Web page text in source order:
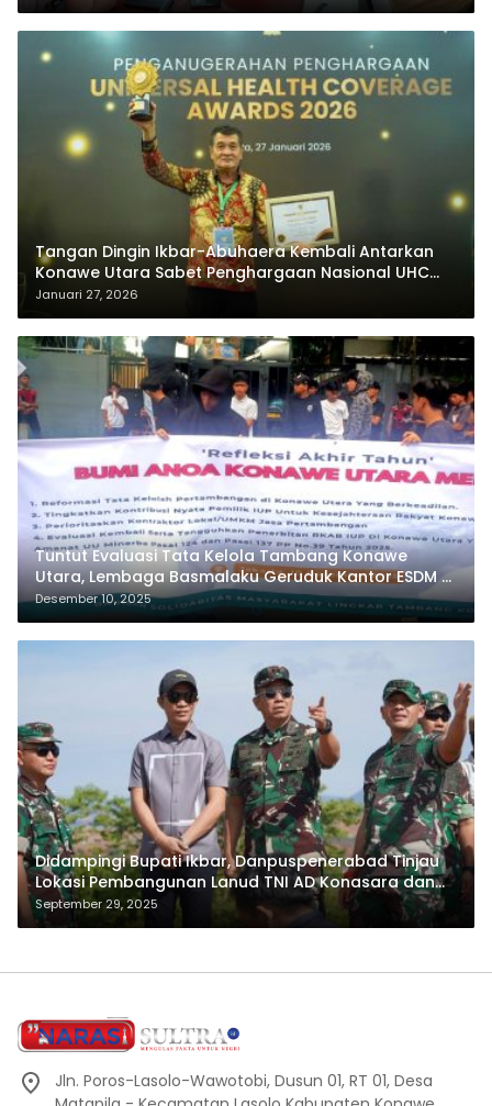
Tangan Dingin Ikbar-Abuhaera Kembali Antarkan
Konawe Utara Sabet Penghargaan Nasional UHC
Award 2026
Januari 27, 2026
Tuntut Evaluasi Tata Kelola Tambang Konawe
Utara, Lembaga Basmalaku Geruduk Kantor ESDM RI
dan PT.Antam
Desember 10, 2025
Didampingi Bupati Ikbar, Danpuspenerabad Tinjau
Lokasi Pembangunan Lanud TNI AD Konasara dan
Skadron 22 Sena
September 29, 2025
Jln. Poros-Lasolo-Wawotobi, Dusun 01, RT 01, Desa